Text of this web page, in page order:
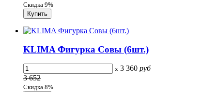
Скидка 9%
KLIMA Фигурка Совы (6шт.)
x 3 360 руб
3 652
Скидка 8%